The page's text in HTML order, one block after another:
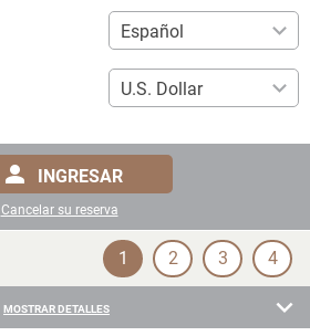
INGRESAR
Cancelar su reserva
1 2 3 4
MOSTRAR DETALLES